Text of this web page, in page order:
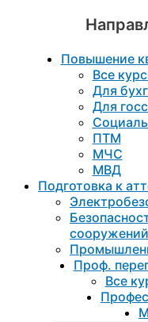
Повышение
Все
Для
Для
ПТМ
МЧС
МВД
Подготовка к
сооружений
Проф.
Все